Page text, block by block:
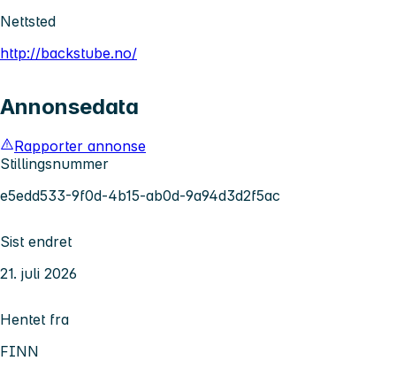
Nettsted
http://backstube.no/
Annonsedata
Rapporter annonse
Stillingsnummer
e5edd533-9f0d-4b15-ab0d-9a94d3d2f5ac
Sist endret
21. juli 2026
Hentet fra
FINN